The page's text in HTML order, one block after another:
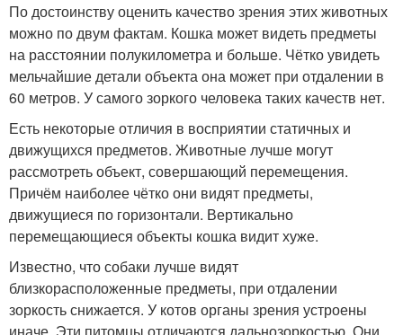
По достоинству оценить качество зрения этих животных
можно по двум фактам. Кошка может видеть предметы
на расстоянии полукилометра и больше. Чётко увидеть
мельчайшие детали объекта она может при отдалении в
60 метров. У самого зоркого человека таких качеств нет.
Есть некоторые отличия в восприятии статичных и
движущихся предметов. Животные лучше могут
рассмотреть объект, совершающий перемещения.
Причём наиболее чётко они видят предметы,
движущиеся по горизонтали. Вертикально
перемещающиеся объекты кошка видит хуже.
Известно, что собаки лучше видят
близкорасположенные предметы, при отдалении
зоркость снижается. У котов органы зрения устроены